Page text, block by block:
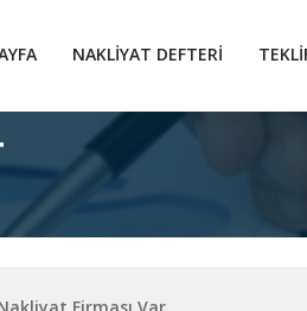
NAKLIYAT DEFTERI